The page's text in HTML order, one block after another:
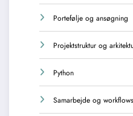
Portefølje og ansøgning
Projektstruktur og
Python
Samarbejde og workflows